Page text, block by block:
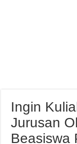
Ingin
Jurusan
Beasiswa